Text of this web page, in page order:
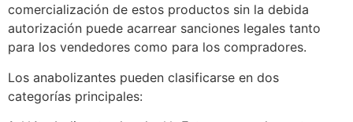
comercialización de estos productos sin la debida
autorización puede acarrear sanciones legales tanto
para los vendedores como para los compradores.
Los anabolizantes pueden clasificarse en dos
categorías principales: